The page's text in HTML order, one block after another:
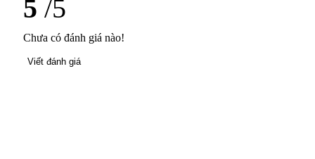
5 /5
Chưa có đánh giá nào!
Viết đánh giá